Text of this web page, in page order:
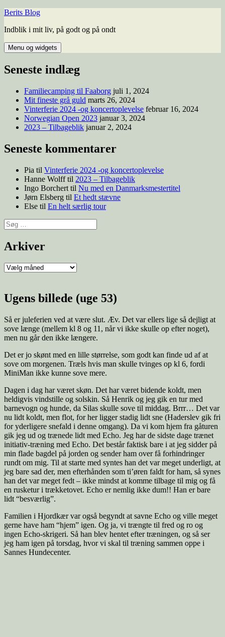
Hop
indhold
Berits Blog
Indblik i mit liv, på godt og på ondt
Menu og widgets
Seneste indlæg
Familiecamping til Faaborg juli 1, 2024
Mit fineste grå guld marts 26, 2024
Vinterferie 2024 -og koncertoplevelse februar 16, 2024
Norwegian Open 2023 januar 3, 2024
2023 – Tilbageblik januar 2, 2024
Seneste kommentarer
Pia til Vinterferie 2024 -og koncertoplevelse
Hanne Wolfftil 2023 – Tilbageblik
Ingo Borchert til Nu med en Danmarksmestertitel
Jørn Elsberg til Et hedt stævne
Else til En helt særlig tour
Søg
efter:
Arkiver
Arkiver
Ugens billede (uge 53)
Så er juleferien ved at være slut. Æv. Det var ellers lige så dejligt at
sove længe (mellem kl 8 og 11, når vi ikke skulle op efter noget),
men nu går den ikke længere.
Det er jo skønt med en lille størrelse, som godt kan finde ud af at
sove om morgenen. Træls hvis man skulle tvinges op kl 6, fordi
MiniMan ikke kunne sove mere.
Dagen i dag har været skøn. Det har været bidende koldt, men
heldigvis vindstille og solskin. Så Henrik og jeg gik en tur med
barnevogn og hunde, da Silas skulle sove til middag. Brrr… Det var
nu lidt koldt, men flot, for her ligger stadig lidt sne (Haderslev gik fri
for yderligere snefald i denne omgang). Da vi kom hjem fra gåturen
gik jeg ud og trænede lidt med Echo. Jeg har de sidste dage trænet
initiativ-træning med Echo. Det består faktisk bare i at jeg sidder på
min flade bagdel på jorden og sender ham over få forhindringer
rundt om mig. Til at starte med syntes han det var meget underligt, at
jeg bare sad der, men efterhånden som ti’øren faldt for ham, så synes
han det var meget fedt – ikke mindst at komme tilbage til mig og få
en rusketur i trækketovet. Echo er nemlig ikke dum!! Han er bare
lidt “besværlig”.
Familien i Hjordkær var også begyndt at savne Echo og ville meget
gerne have ham “hjem” igen. Og ja, vi trængte til fred og ro og
ingen Echo-skrigeri. Så han blev hentet efter træningen, og så ser
jeg ham igen på torsdag, hvor vi skal til træning sammen oppe i
Sannes Hundecenter.